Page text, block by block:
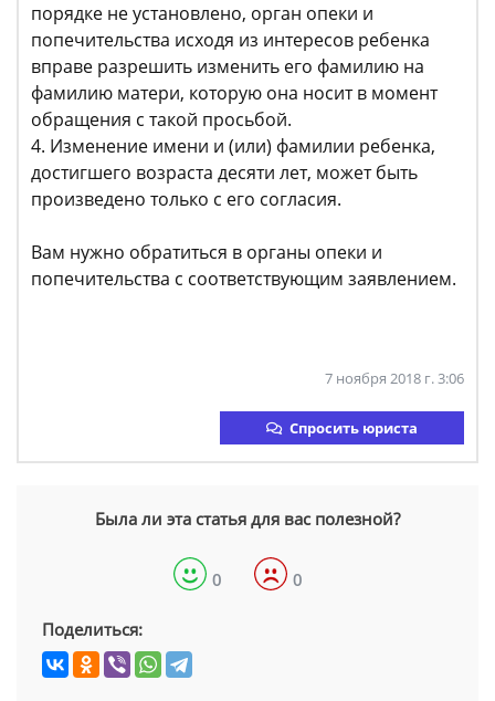
порядке не установлено, орган опеки и
попечительства исходя из интересов ребенка
вправе разрешить изменить его фамилию на
фамилию матери, которую она носит в момент
обращения с такой просьбой.
4. Изменение имени и (или) фамилии ребенка,
достигшего возраста десяти лет, может быть
произведено только с его согласия.
Вам нужно обратиться в органы опеки и
попечительства с соответствующим заявлением.
7 ноября 2018 г. 3:06
Спросить юриста
Была ли эта статья для вас полезной?
0 0
Поделиться: